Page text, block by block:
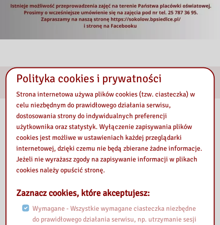
E-usługi
Nasza Biblioteka
Polityka cookies i prywatności
Strona internetowa używa plików cookies (tzw. ciasteczka) w
celu niezbędnym do prawidłowego działania serwisu,
dostosowania strony do indywidualnych preferencji
użytkownika oraz statystyk. Wyłączenie zapisywania plików
cookies jest możliwe w ustawieniach każdej przeglądarki
internetowej, dzięki czemu nie będą zbierane żadne informacje.
Jeżeli nie wyrażasz zgody na zapisywanie informacji w plikach
cookies należy opuścić stronę.
Zaznacz cookies, które akceptujesz:
Wymagane - Wszystkie wymagane ciasteczka niezbędne
do prawidłowego działania serwisu, np. utrzymanie sesji